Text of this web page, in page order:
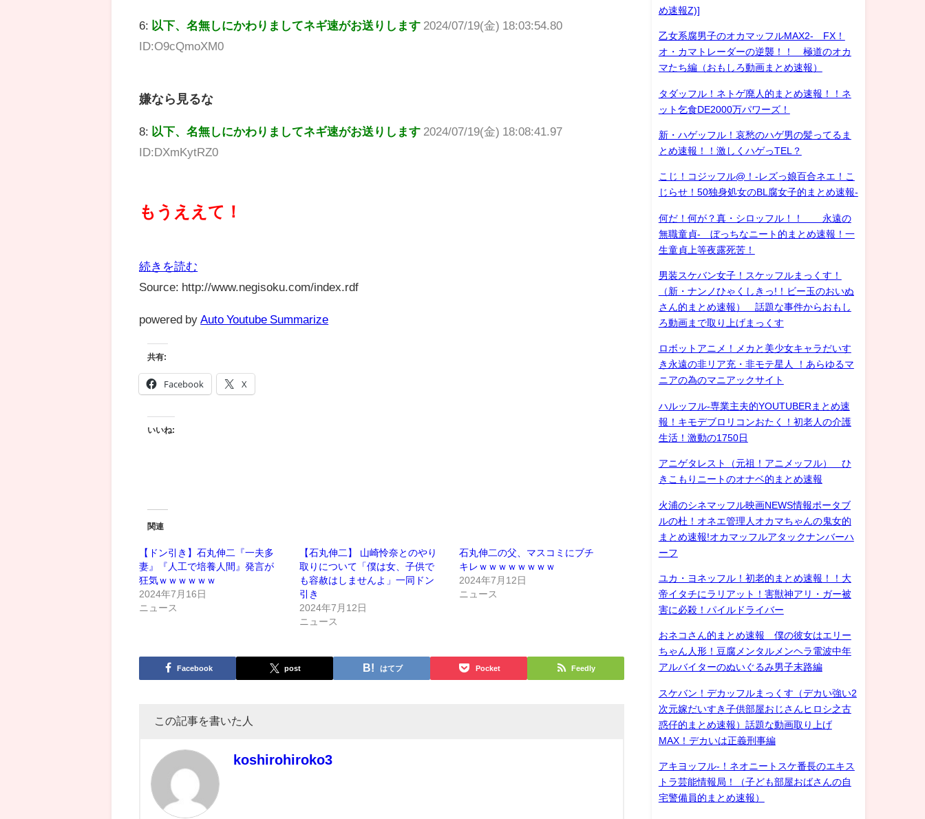
6: 以下、名無しにかわりましてネギ速がお送りします 2024/07/19(金) 18:03:54.80
ID:O9cQmoXM0
嫌なら見るな
8: 以下、名無しにかわりましてネギ速がお送りします 2024/07/19(金) 18:08:41.97
ID:DXmKytRZ0
もうええて！
続きを読む
Source: http://www.negisoku.com/index.rdf
powered by Auto Youtube Summarize
共有:
Facebook X
いいね:
関連
【ドン引き】石丸伸二『一夫多
妻』『人工で培養人間』発言が
狂気ｗｗｗｗｗｗ
2024年7月16日
ニュース
【石丸伸二】 山崎怜奈とのやり
取りについて「僕は女、子供で
も容赦はしませんよ」一同ドン
引き
2024年7月12日
ニュース
石丸伸二の父、マスコミにブチ
キレｗｗｗｗｗｗｗｗ
2024年7月12日
ニュース
Facebook post はてブ Pocket Feedly
この記事を書いた人
koshirohiroko3
め速報Z)]
乙女系腐男子のオカマッフルMAX2- FX！
オ・カマトレーダーの逆襲！！ 極道のオカ
マたち編（おもしろ動画まとめ速報）
タダッフル！ネトゲ廃人的まとめ速報！！ネ
ット乞食DE2000万パワーズ！
新・ハゲッフル！哀愁のハゲ男の髪ってるま
とめ速報！！激しくハゲっTEL？
こじ！コジッフル@！-レズっ娘百合ネエ！こ
じらせ！50独身処女のBL腐女子的まとめ速報-
何だ！何が？真・シロッフル！！ 永遠の
無職童貞- ぼっちなニート的まとめ速報！一
生童貞上等夜露死苦！
男装スケバン女子！スケッフルまっくす！
（新・ナンノひゃくしきっ!！ビー玉のおいぬ
さん的まとめ速報） 話題な事件からおもし
ろ動画まで取り上げまっくす
ロボットアニメ！メカと美少女キャラだいす
き永遠の非リア充・非モテ星人 ！あらゆるマ
ニアの為のマニアックサイト
ハルッフル-専業主夫的YOUTUBERまとめ速
報！キモデブロリコンおたく！初老人の介護
生活！激動の1750日
アニゲタレスト（元祖！アニメッフル） ひ
きこもりニートのオナベ的まとめ速報
火浦のシネマッフル映画NEWS情報ポータブ
ルの杜！オネエ管理人オカマちゃんの鬼女的
まとめ速報!オカマッフルアタックナンバーハ
ーフ
ユカ・ヨネッフル！初老的まとめ速報！！大
帝イタチにラリアット！害獣神アリ・ガー被
害に必殺！パイルドライバー
おネコさん的まとめ速報 僕の彼女はエリー
ちゃん人形！豆腐メンタルメンヘラ電波中年
アルバイターのぬいぐるみ男子末路編
スケバン！デカッフルまっくす（デカい強い2
次元嫁だいすき子供部屋おじさんヒロシ之古
惑仔的まとめ速報）話題な動画取り上げ
MAX！デカいは正義刑事編
アキヨッフル-！ネオニートスケ番長のエキス
トラ芸能情報局！（子ども部屋おばさんの自
宅警備員的まとめ速報）